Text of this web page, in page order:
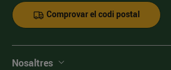
Comprovar el codi postal
Nosaltres